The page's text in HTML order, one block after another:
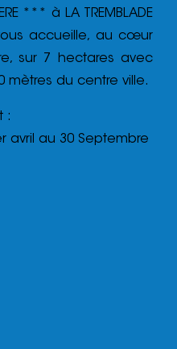
*** à LA TREMBLADE
vous accueille, au cœur
sur 7 hectares avec
mètres du centre ville.
:
avril au 30 Septembre